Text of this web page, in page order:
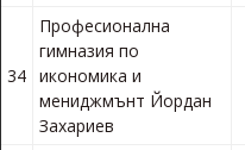
34
Професионална
гимназия по
икономика и
мениджмънт Йордан
Захариев